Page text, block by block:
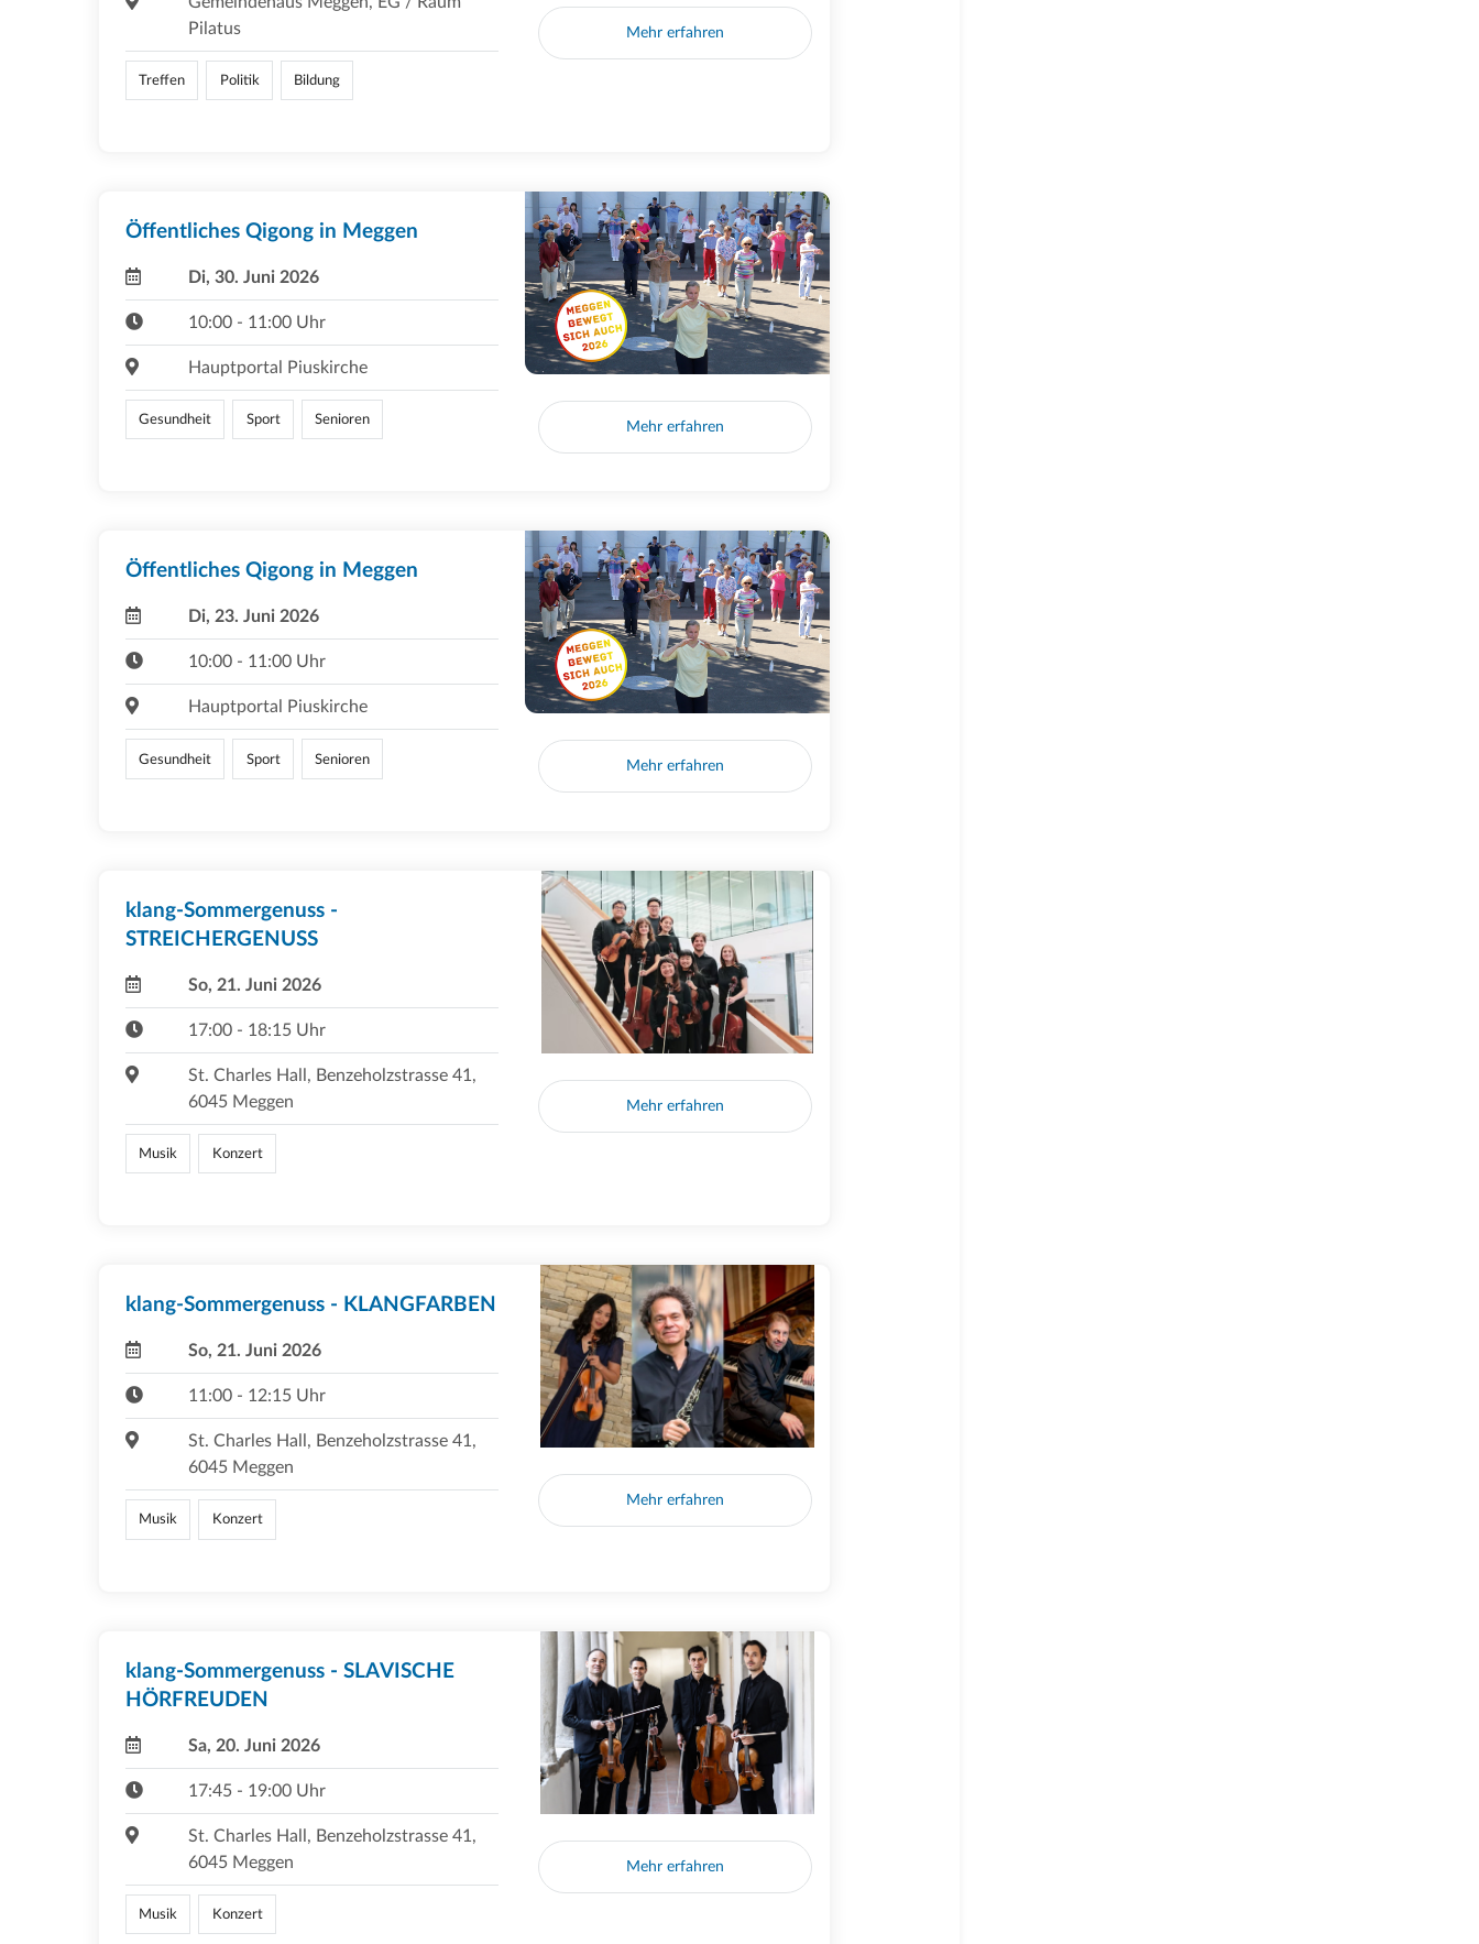
Pilatus
Treffen Politik Bildung
Mehr erfahren
Öffentliches Qigong in Meggen
Di, 30. Juni 2026
10:00 - 11:00 Uhr
Hauptportal Piuskirche
Gesundheit Sport Senioren Mehr erfahren
Öffentliches Qigong in Meggen
Di, 23. Juni 2026
10:00 - 11:00 Uhr
Hauptportal Piuskirche
Gesundheit Sport Senioren Mehr erfahren
klang-Sommergenuss -
STREICHERGENUSS
So, 21. Juni 2026
17:00 - 18:15 Uhr
St. Charles Hall, Benzeholzstrasse 41,
6045 Meggen
Musik Konzert
Mehr erfahren
klang-Sommergenuss - KLANGFARBEN
So, 21. Juni 2026
11:00 - 12:15 Uhr
St. Charles Hall, Benzeholzstrasse 41,
6045 Meggen
Musik Konzert
Mehr erfahren
klang-Sommergenuss - SLAVISCHE
HÖRFREUDEN
Sa, 20. Juni 2026
17:45 - 19:00 Uhr
St. Charles Hall, Benzeholzstrasse 41,
6045 Meggen
Musik Konzert
Mehr erfahren